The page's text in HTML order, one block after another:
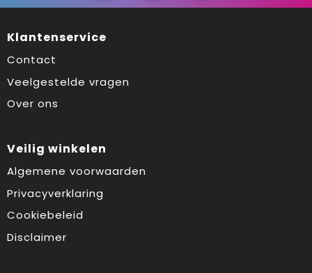
Klantenservice
Contact
Veelgestelde vragen
Over ons
Veilig winkelen
Algemene voorwaarden
Privacyverklaring
Cookiebeleid
Disclaimer